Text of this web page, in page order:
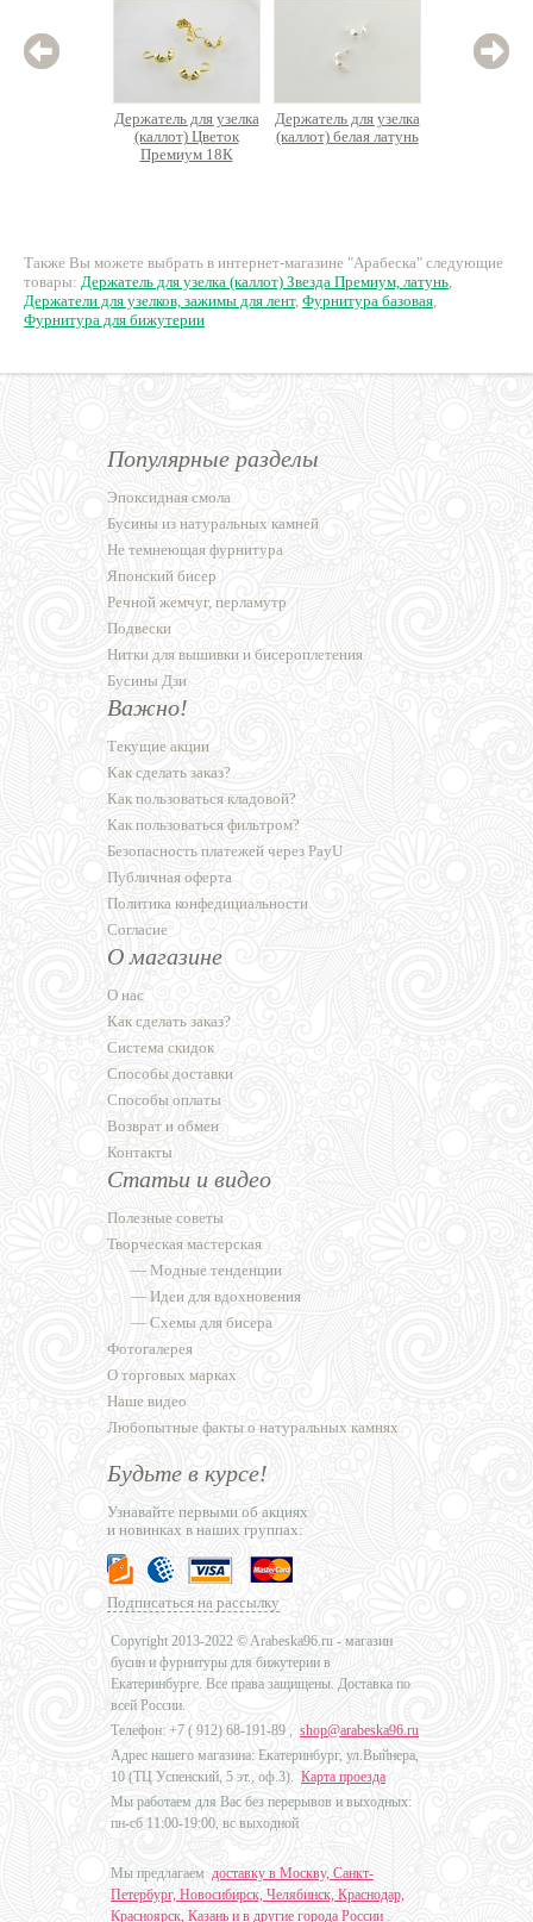
Держатель для узелка
(каллот) Цветок
Премиум 18К
Держатель для узелка
(каллот) белая латунь
Также Вы можете выбрать в интернет-магазине "Арабеска" следующие
товары: Держатель для узелка (каллот) Звезда Премиум, латунь,
Держатели для узелков, зажимы для лент, Фурнитура базовая,
Фурнитура для бижутерии
Популярные разделы
Эпоксидная смола
Бусины из натуральных камней
Не темнеющая фурнитура
Японский бисер
Речной жемчуг, перламутр
Подвески
Нитки для вышивки и бисероплетения
Бусины Дзи
Важно!
Текущие акции
Как сделать заказ?
Как пользоваться кладовой?
Как пользоваться фильтром?
Безопасность платежей через PayU
Публичная оферта
Политика конфедициальности
Согласие
О магазине
О нас
Как сделать заказ?
Система скидок
Способы доставки
Способы оплаты
Возврат и обмен
Контакты
Статьи и видео
Полезные советы
Творческая мастерская
— Модные тенденции
— Идеи для вдохновения
— Схемы для бисера
Фотогалерея
О торговых марках
Наше видео
Любопытные факты о натуральных камнях
Будьте в курсе!
Узнавайте первыми об акциях
и новинках в наших группах:
Подписаться на рассылку
Copyright 2013-2022 © Arabeska96.ru - магазин
бусин и фурнитуры для бижутерии в
Екатеринбурге. Все права защищены. Доставка по
всей России.
Телефон: +7 ( 912) 68-191-89 , shop@arabeska96.ru
Адрес нашего магазина: Екатеринбург, ул.Выйнера,
10 (ТЦ Успенский, 5 эт., оф.3). Карта проезда
Мы работаем для Вас без перерывов и выходных:
пн-сб 11:00-19:00, вс выходной
Мы предлагаем доставку в Москву, Санкт-
Петербург, Новосибирск, Челябинск, Краснодар,
Красноярск, Казань и в другие города России .